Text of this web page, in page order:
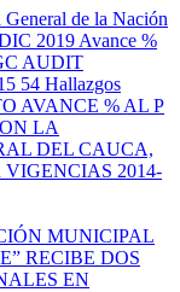
de la Nación
2019 Avance %
AUDIT
54 Hallazgos
AVANCE % AL P
LA
DEL CAUCA,
2014-
MUNICIPAL
RECIBE DOS
EN